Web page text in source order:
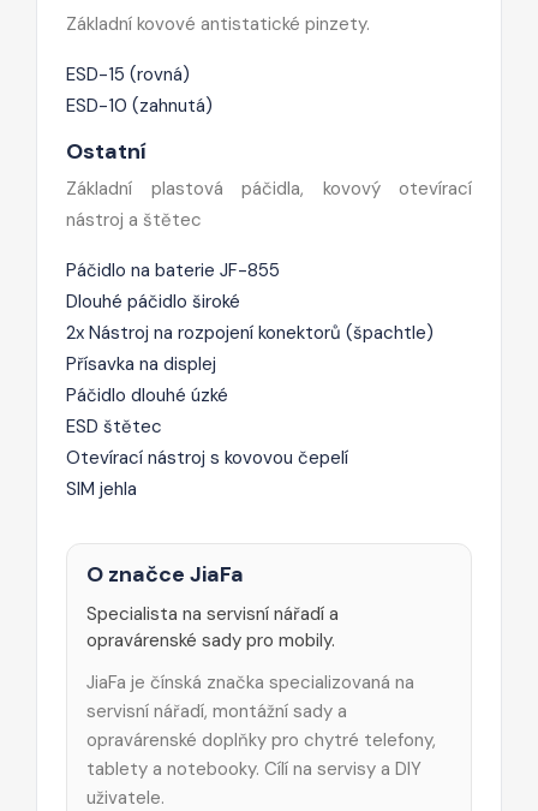
Základní kovové antistatické pinzety.
ESD-15 (rovná)
ESD-10 (zahnutá)
Ostatní
Základní plastová páčidla, kovový otevírací
nástroj a štětec
Páčidlo na baterie JF-855
Dlouhé páčidlo široké
2x Nástroj na rozpojení konektorů (špachtle)
Přísavka na displej
Páčidlo dlouhé úzké
ESD štětec
Otevírací nástroj s kovovou čepelí
SIM jehla
O značce JiaFa
Specialista na servisní nářadí a
opravárenské sady pro mobily.
JiaFa je čínská značka specializovaná na
servisní nářadí, montážní sady a
opravárenské doplňky pro chytré telefony,
tablety a notebooky. Cílí na servisy a DIY
uživatele.